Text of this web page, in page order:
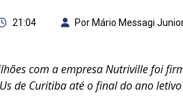
21:04 Por Mário Messagi
com a empresa Nutriville foi
de Curitiba até o final do ano letivo